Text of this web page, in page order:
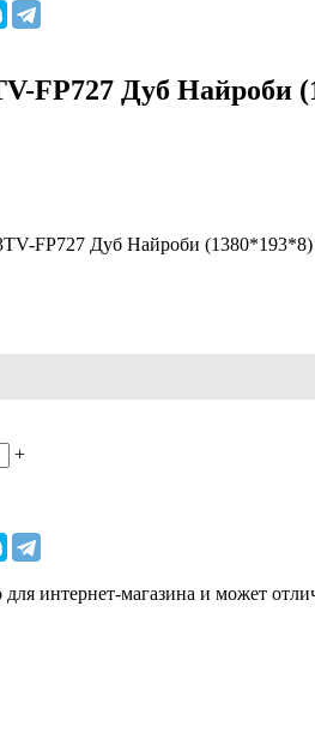
FP727 Дуб Найроби
FP727 Дуб Найроби
+
для интернет-магазина и может